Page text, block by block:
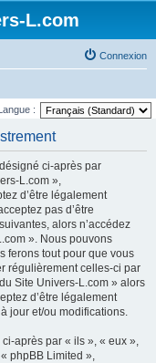
L.com
Connexion
:
ci-après par
L.com »,
d’être légalement
pas d’être
alors n’accédez
». Nous pouvons
ferons tout pour que vous
régulièrement celles-ci par
Site Univers-L.com » alors
d’être légalement
jour et/ou modifications.
après par « ils », « eux »,
phpBB Limited »,